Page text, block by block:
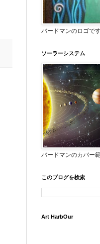
バードマンのロゴで
ソーラーシステム
バードマンのカバー
このブログを検索
Art HarbOur